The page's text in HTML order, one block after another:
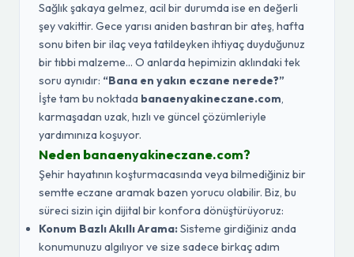
Sağlık şakaya gelmez, acil bir durumda ise en değerli
şey vakittir. Gece yarısı aniden bastıran bir ateş, hafta
sonu biten bir ilaç veya tatildeyken ihtiyaç duyduğunuz
bir tıbbi malzeme... O anlarda hepimizin aklındaki tek
soru aynıdır: “Bana en yakın eczane nerede?”
İşte tam bu noktada banaenyakineczane.com,
karmaşadan uzak, hızlı ve güncel çözümleriyle
yardımınıza koşuyor.
Neden banaenyakineczane.com?
Şehir hayatının koşturmacasında veya bilmediğiniz bir
semtte eczane aramak bazen yorucu olabilir. Biz, bu
süreci sizin için dijital bir konfora dönüştürüyoruz:
Konum Bazlı Akıllı Arama:Sisteme girdiğiniz anda
konumunuzu algılıyor ve size sadece birkaç adım